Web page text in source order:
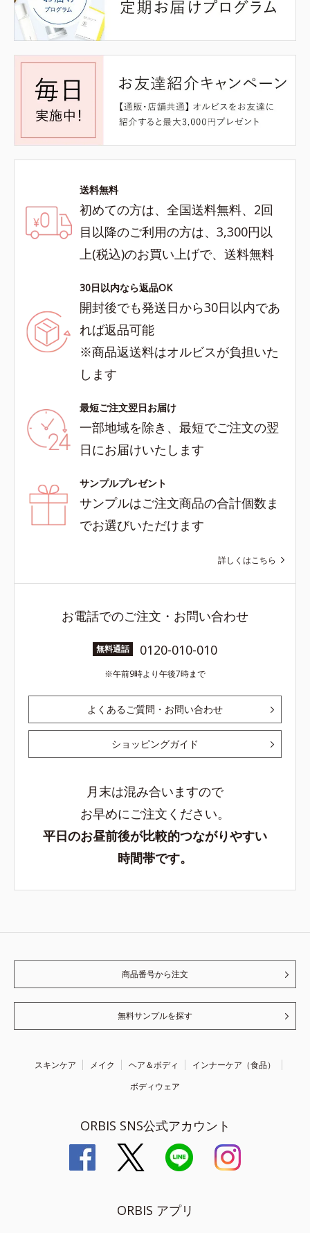
送料無料
初めての方は、全国送料無料、2回
目以降のご利用の方は、3,300円以
上(税込)のお買い上げで、送料無料
30日以内なら返品OK
開封後でも発送日から30日以内であ
れば返品可能
※商品返送料はオルビスが負担いた
します
最短ご注文翌日お届け
一部地域を除き、最短でご注文の翌
日にお届けいたします
サンプルプレゼント
サンプルはご注文商品の合計個数ま
でお選びいただけます
詳しくはこちら
お電話でのご注文・お問い合わせ
無料通話 0120-010-010
午前9時より午後7時まで
よくあるご質問・お問い合わせ
ショッピングガイド
月末は混み合いますので
お早めにご注文ください。
平日のお昼前後が比較的つながりやすい
時間帯です。
商品番号から注文
無料サンプルを探す
スキンケア メイク ヘア＆ボディ
インナーケア（食品）
ボディウェア
ORBIS SNS公式アカウント
ORBIS アプリ